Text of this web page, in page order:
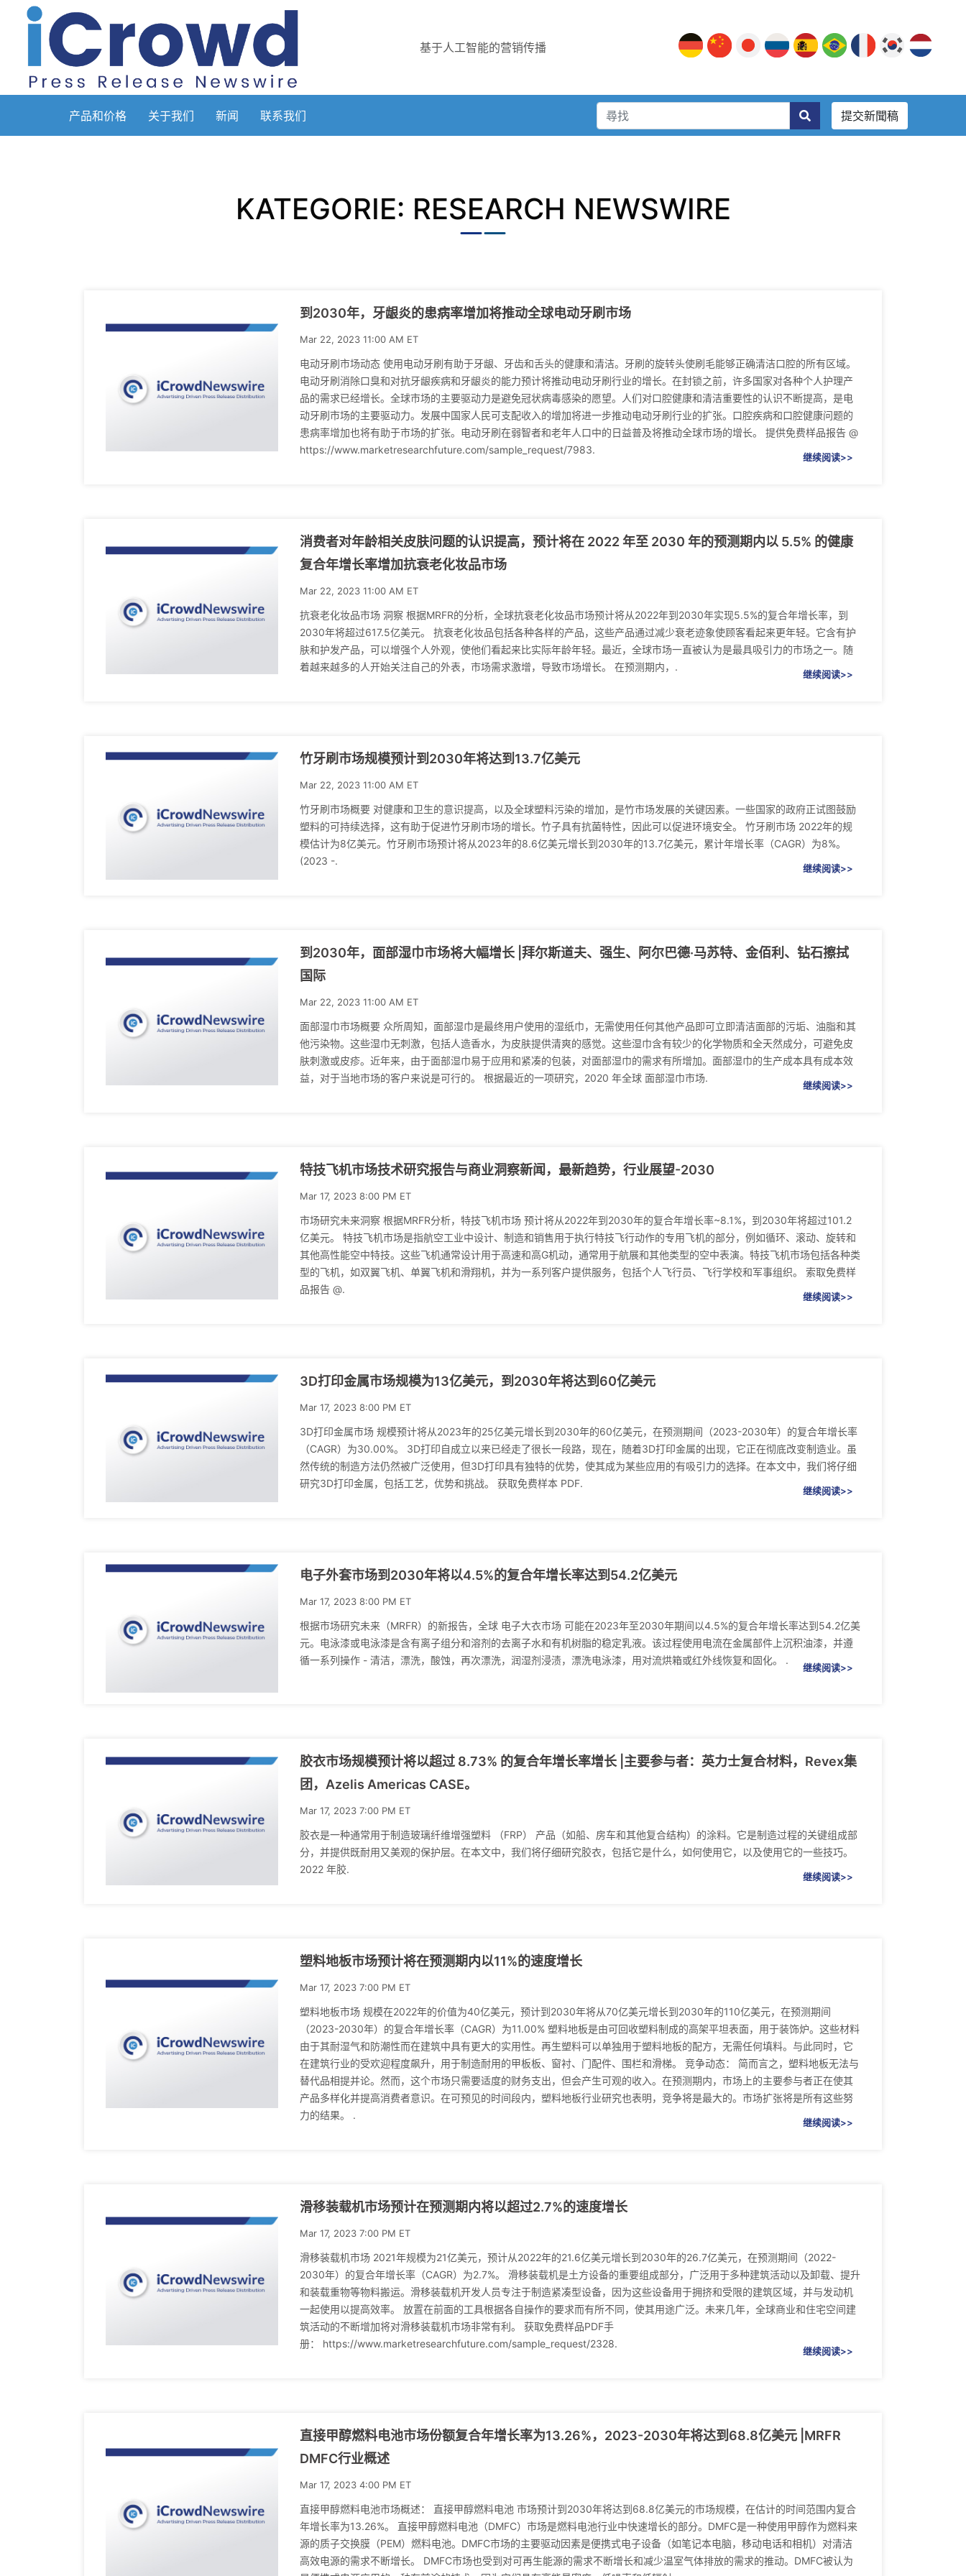
基于人工智能的营销传播
产品和价格 关于我们 新闻 联系我们 提交新聞稿
KATEGORIE: RESEARCH NEWSWIRE
到2030年，牙龈炎的患病率增加将推动全球电动牙刷市场
Mar 22, 2023 11:00 AM ET
电动牙刷市场动态 使用电动牙刷有助于牙龈、牙齿和舌头的健康和清洁。牙刷的旋转头使刷毛能够正确清洁口腔的所有区域。
电动牙刷消除口臭和对抗牙龈疾病和牙龈炎的能力预计将推动电动牙刷行业的增长。在封锁之前，许多国家对各种个人护理产
品的需求已经增长。全球市场的主要驱动力是避免冠状病毒感染的愿望。人们对口腔健康和清洁重要性的认识不断提高，是电
动牙刷市场的主要驱动力。发展中国家人民可支配收入的增加将进一步推动电动牙刷行业的扩张。口腔疾病和口腔健康问题的
患病率增加也将有助于市场的扩张。电动牙刷在弱智者和老年人口中的日益普及将推动全球市场的增长。 提供免费样品报告 @
https://www.marketresearchfuture.com/sample_request/7983.
继续阅读>>
消费者对年龄相关皮肤问题的认识提高，预计将在 2022 年至 2030 年的预测期内以 5.5% 的健康
复合年增长率增加抗衰老化妆品市场
Mar 22, 2023 11:00 AM ET
抗衰老化妆品市场 洞察 根据MRFR的分析，全球抗衰老化妆品市场预计将从2022年到2030年实现5.5%的复合年增长率，到
2030年将超过617.5亿美元。 抗衰老化妆品包括各种各样的产品，这些产品通过减少衰老迹象使顾客看起来更年轻。它含有护
肤和护发产品，可以增强个人外观，使他们看起来比实际年龄年轻。最近，全球市场一直被认为是最具吸引力的市场之一。随
着越来越多的人开始关注自己的外表，市场需求激增，导致市场增长。 在预测期内，.
继续阅读>>
竹牙刷市场规模预计到2030年将达到13.7亿美元
Mar 22, 2023 11:00 AM ET
竹牙刷市场概要 对健康和卫生的意识提高，以及全球塑料污染的增加，是竹市场发展的关键因素。一些国家的政府正试图鼓励
塑料的可持续选择，这有助于促进竹牙刷市场的增长。竹子具有抗菌特性，因此可以促进环境安全。 竹牙刷市场 2022年的规
模估计为8亿美元。竹牙刷市场预计将从2023年的8.6亿美元增长到2030年的13.7亿美元，累计年增长率（CAGR）为8%。
(2023 -.
继续阅读>>
到2030年，面部湿巾市场将大幅增长 |拜尔斯道夫、强生、阿尔巴德·马苏特、金佰利、钻石擦拭
国际
Mar 22, 2023 11:00 AM ET
面部湿巾市场概要 众所周知，面部湿巾是最终用户使用的湿纸巾，无需使用任何其他产品即可立即清洁面部的污垢、油脂和其
他污染物。这些湿巾无刺激，包括人造香水，为皮肤提供清爽的感觉。这些湿巾含有较少的化学物质和全天然成分，可避免皮
肤刺激或皮疹。近年来，由于面部湿巾易于应用和紧凑的包装，对面部湿巾的需求有所增加。面部湿巾的生产成本具有成本效
益，对于当地市场的客户来说是可行的。 根据最近的一项研究，2020 年全球 面部湿巾市场.
继续阅读>>
特技飞机市场技术研究报告与商业洞察新闻，最新趋势，行业展望-2030
Mar 17, 2023 8:00 PM ET
市场研究未来洞察 根据MRFR分析，特技飞机市场 预计将从2022年到2030年的复合年增长率~8.1%，到2030年将超过101.2
亿美元。 特技飞机市场是指航空工业中设计、制造和销售用于执行特技飞行动作的专用飞机的部分，例如循环、滚动、旋转和
其他高性能空中特技。这些飞机通常设计用于高速和高G机动，通常用于航展和其他类型的空中表演。特技飞机市场包括各种类
型的飞机，如双翼飞机、单翼飞机和滑翔机，并为一系列客户提供服务，包括个人飞行员、飞行学校和军事组织。 索取免费样
品报告 @.
继续阅读>>
3D打印金属市场规模为13亿美元，到2030年将达到60亿美元
Mar 17, 2023 8:00 PM ET
3D打印金属市场 规模预计将从2023年的25亿美元增长到2030年的60亿美元，在预测期间（2023-2030年）的复合年增长率
（CAGR）为30.00%。 3D打印自成立以来已经走了很长一段路，现在，随着3D打印金属的出现，它正在彻底改变制造业。虽
然传统的制造方法仍然被广泛使用，但3D打印具有独特的优势，使其成为某些应用的有吸引力的选择。在本文中，我们将仔细
研究3D打印金属，包括工艺，优势和挑战。 获取免费样本 PDF.
继续阅读>>
电子外套市场到2030年将以4.5%的复合年增长率达到54.2亿美元
Mar 17, 2023 8:00 PM ET
根据市场研究未来（MRFR）的新报告，全球 电子大衣市场 可能在2023年至2030年期间以4.5%的复合年增长率达到54.2亿美
元。电泳漆或电泳漆是含有离子组分和溶剂的去离子水和有机树脂的稳定乳液。该过程使用电流在金属部件上沉积油漆，并遵
循一系列操作 - 清洁，漂洗，酸蚀，再次漂洗，润湿剂浸渍，漂洗电泳漆，用对流烘箱或红外线恢复和固化。 .
继续阅读>>
胶衣市场规模预计将以超过 8.73% 的复合年增长率增长 |主要参与者：英力士复合材料，Revex集
团，Azelis Americas CASE。
Mar 17, 2023 7:00 PM ET
胶衣是一种通常用于制造玻璃纤维增强塑料 （FRP） 产品（如船、房车和其他复合结构）的涂料。它是制造过程的关键组成部
分，并提供既耐用又美观的保护层。在本文中，我们将仔细研究胶衣，包括它是什么，如何使用它，以及使用它的一些技巧。
2022 年胶.
继续阅读>>
塑料地板市场预计将在预测期内以11%的速度增长
Mar 17, 2023 7:00 PM ET
塑料地板市场 规模在2022年的价值为40亿美元，预计到2030年将从70亿美元增长到2030年的110亿美元，在预测期间
（2023-2030年）的复合年增长率（CAGR）为11.00% 塑料地板是由可回收塑料制成的高架平坦表面，用于装饰炉。这些材料
由于其耐湿气和防潮性而在建筑中具有更大的实用性。再生塑料可以单独用于塑料地板的配方，无需任何填料。与此同时，它
在建筑行业的受欢迎程度飙升，用于制造耐用的甲板板、窗衬、门配件、围栏和滑梯。 竞争动态： 简而言之，塑料地板无法与
替代品相提并论。然而，这个市场只需要适度的财务支出，但会产生可观的收入。在预测期内，市场上的主要参与者正在使其
产品多样化并提高消费者意识。在可预见的时间段内，塑料地板行业研究也表明，竞争将是最大的。市场扩张将是所有这些努
力的结果。 .
继续阅读>>
滑移装载机市场预计在预测期内将以超过2.7%的速度增长
Mar 17, 2023 7:00 PM ET
滑移装载机市场 2021年规模为21亿美元，预计从2022年的21.6亿美元增长到2030年的26.7亿美元，在预测期间（2022-
2030年）的复合年增长率（CAGR）为2.7%。 滑移装载机是土方设备的重要组成部分，广泛用于多种建筑活动以及卸载、提升
和装载重物等物料搬运。滑移装载机开发人员专注于制造紧凑型设备，因为这些设备用于拥挤和受限的建筑区域，并与发动机
一起使用以提高效率。 放置在前面的工具根据各自操作的要求而有所不同，使其用途广泛。未来几年，全球商业和住宅空间建
筑活动的不断增加将对滑移装载机市场非常有利。 获取免费样品PDF手
册： https://www.marketresearchfuture.com/sample_request/2328.
继续阅读>>
直接甲醇燃料电池市场份额复合年增长率为13.26%，2023-2030年将达到68.8亿美元 |MRFR
DMFC行业概述
Mar 17, 2023 4:00 PM ET
直接甲醇燃料电池市场概述： 直接甲醇燃料电池 市场预计到2030年将达到68.8亿美元的市场规模，在估计的时间范围内复合
年增长率为13.26%。 直接甲醇燃料电池（DMFC）市场是燃料电池行业中快速增长的部分。DMFC是一种使用甲醇作为燃料来
源的质子交换膜（PEM）燃料电池。DMFC市场的主要驱动因素是便携式电子设备（如笔记本电脑，移动电话和相机）对清洁
高效电源的需求不断增长。 DMFC市场也受到对可再生能源的需求不断增长和减少温室气体排放的需求的推动。DMFC被认为